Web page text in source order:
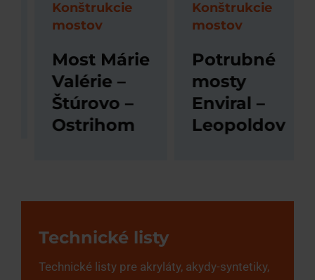
Konštrukcie
mostov
Most Márie
Valérie –
Štúrovo –
Ostrihom
Konštrukcie
mostov
Potrubné
mosty
Enviral –
Leopoldov
Technické listy
Technické listy pre akryláty, akydy-syntetiky,